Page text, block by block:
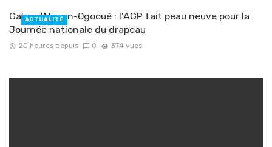
Gabon/Moyen-Ogooué : l’AGP fait peau neuve pour la
Journée nationale du drapeau
20 heures depuis 0 374 vues
ACTUALITÉ